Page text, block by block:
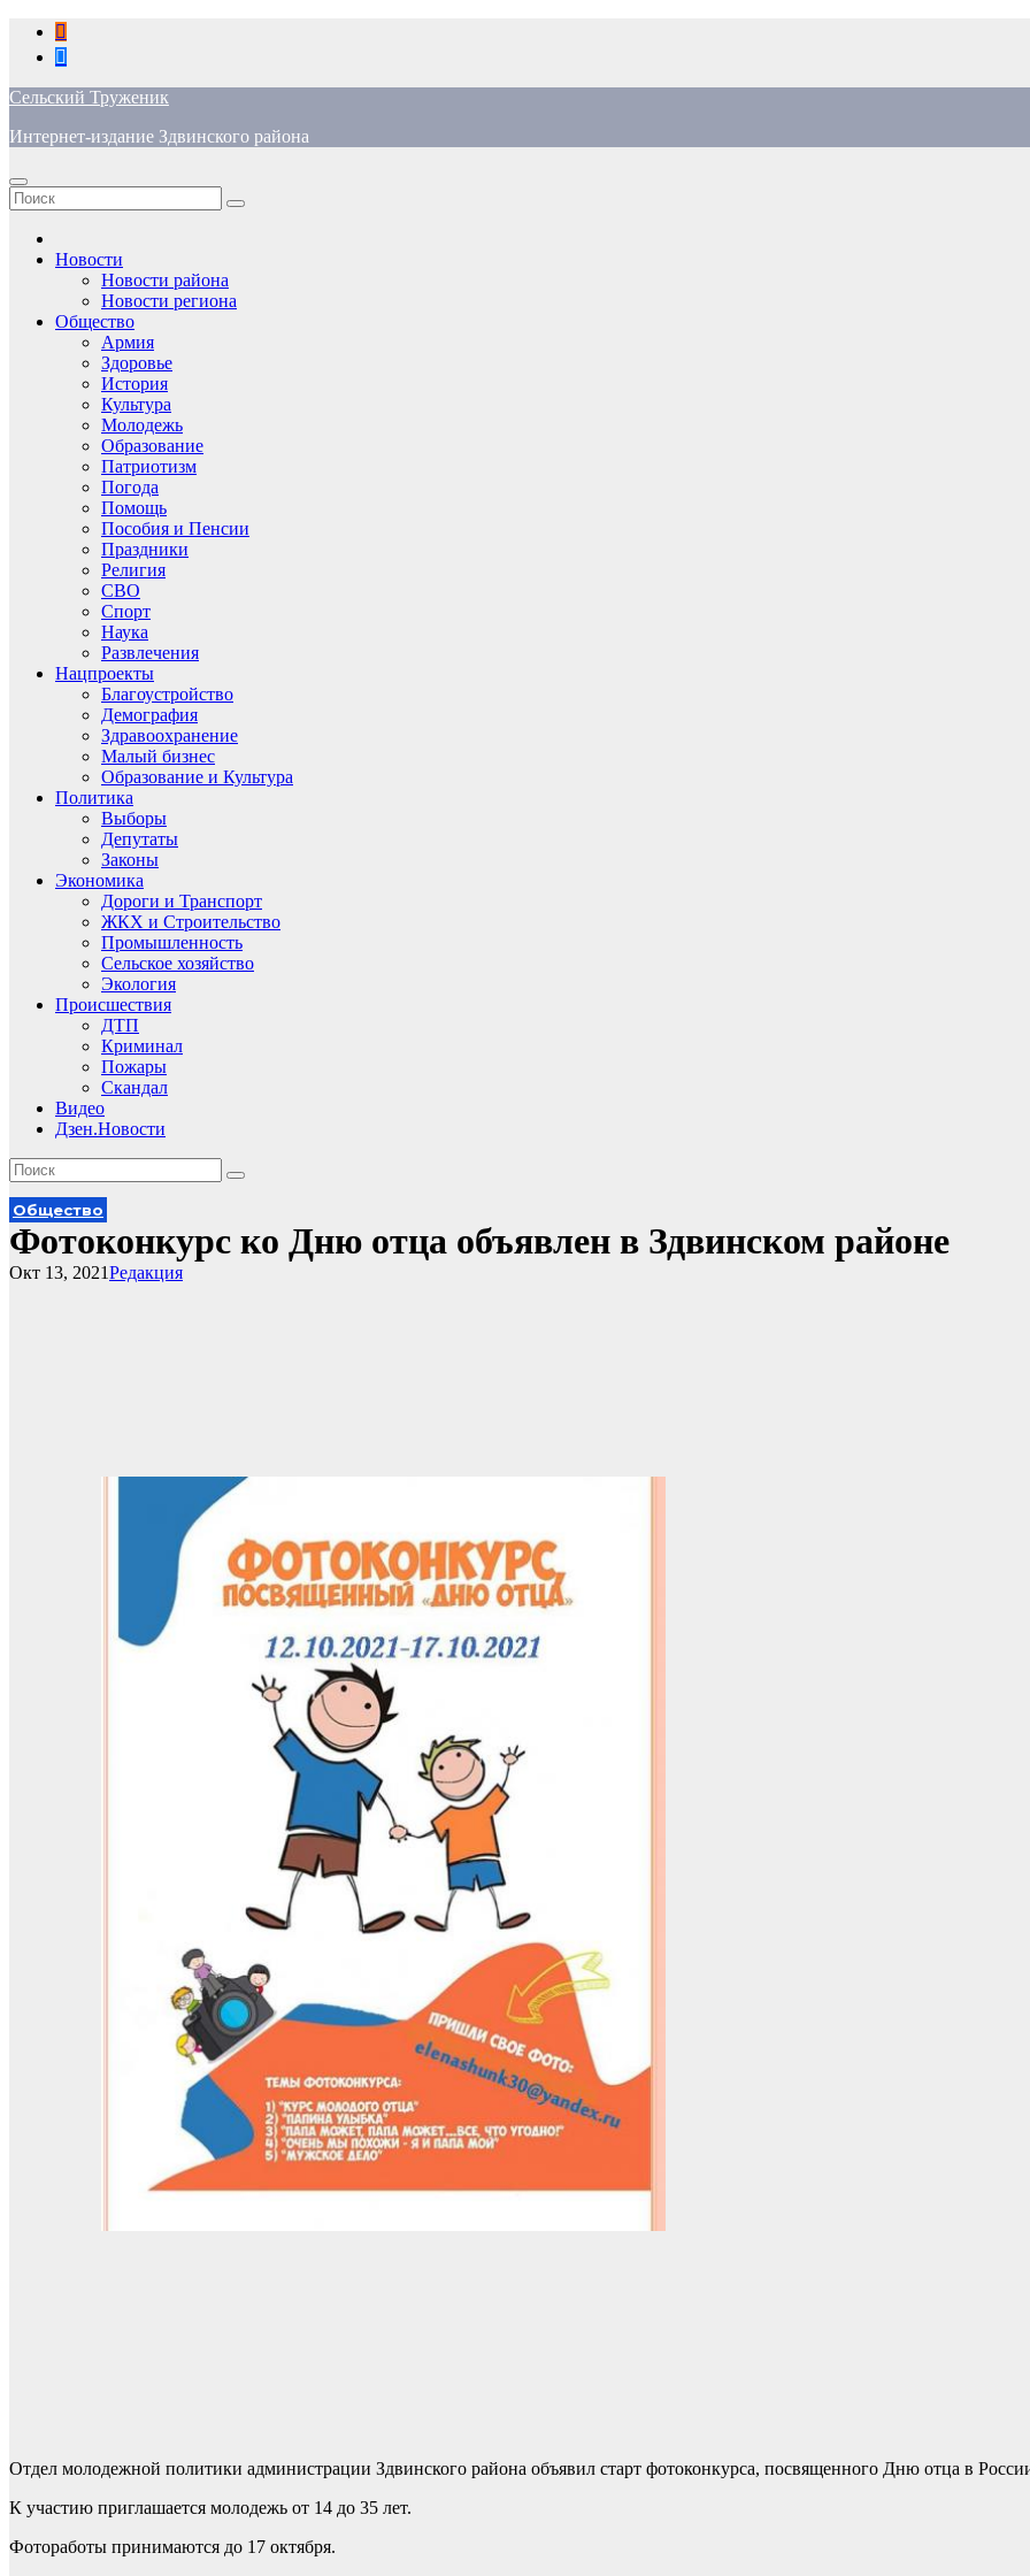
Перейти
содержимому
Сельский Труженик
Интернет-издание Здвинского района
Новости
Новости района
Новости региона
Общество
Армия
Здоровье
История
Культура
Молодежь
Образование
Патриотизм
Погода
Помощь
Пособия и Пенсии
Праздники
Религия
СВО
Спорт
Наука
Развлечения
Нацпроекты
Благоустройство
Демография
Здравоохранение
Малый бизнес
Образование и Культура
Политика
Выборы
Депутаты
Законы
Экономика
Дороги и Транспорт
ЖКХ и Строительство
Промышленность
Сельское хозяйство
Экология
Происшествия
ДТП
Криминал
Пожары
Скандал
Видео
Дзен.Новости
Общество
Фотоконкурс ко Дню отца объявлен в Здвинском районе
Редакция
Окт 13, 2021
Отдел молодежной политики администрации Здвинского района объявил старт фотоконкурса, посвященного Дню отца в
К участию приглашается молодежь от 14 до 35 лет.
Фотоработы принимаются до 17 октября.